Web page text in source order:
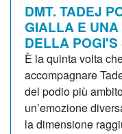
DMT. TADEJ
GIALLA E
DELLA
È la quinta volta
accompagnare
del podio più
un’emozione
la dimensione